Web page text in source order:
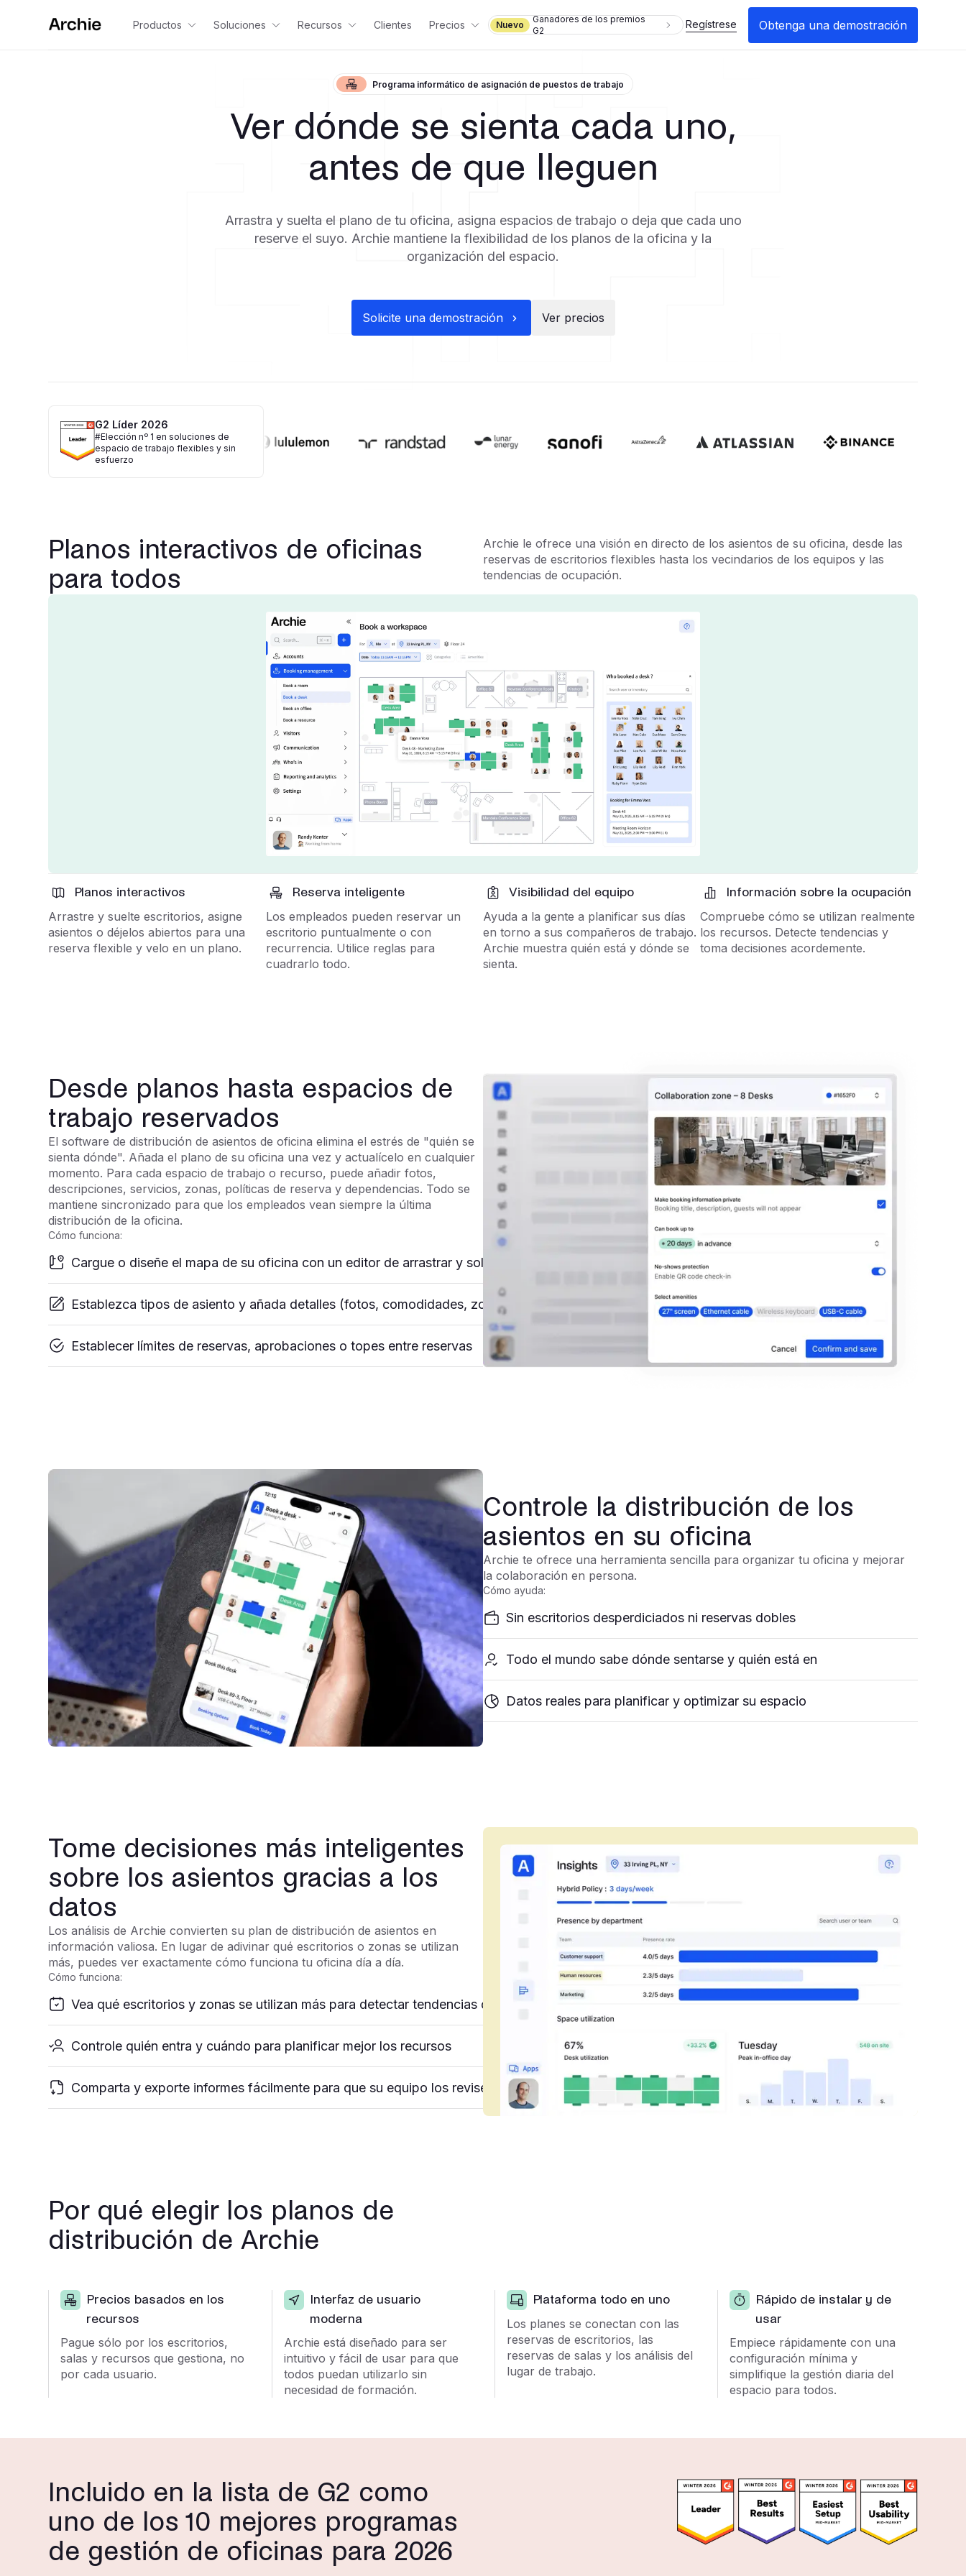
Productos Soluciones Recursos Clientes Precios Nuevo
Ganadores de los premios
G2
Regístrese Obtenga una demostración
Programa informático de asignación de puestos de trabajo
Ver dónde se sienta cada uno,
antes de que lleguen
Arrastra y suelta el plano de tu oficina, asigna espacios de trabajo o deja que cada uno
reserve el suyo. Archie mantiene la flexibilidad de los planos de la oficina y la
organización del espacio.
Solicite una demostración Ver precios
G2 Líder 2026
#Elección nº 1 en soluciones de
espacio de trabajo flexibles y sin
esfuerzo
Planos interactivos de oficinas
para todos
Archie le ofrece una visión en directo de los asientos de su oficina, desde las
reservas de escritorios flexibles hasta los vecindarios de los equipos y las
tendencias de ocupación.
Planos interactivos
Arrastre y suelte escritorios, asigne
asientos o déjelos abiertos para una
reserva flexible y velo en un plano.
Reserva inteligente
Los empleados pueden reservar un
escritorio puntualmente o con
recurrencia. Utilice reglas para
cuadrarlo todo.
Visibilidad del equipo
Ayuda a la gente a planificar sus días
en torno a sus compañeros de trabajo.
Archie muestra quién está y dónde se
sienta.
Información sobre la ocupación
Compruebe cómo se utilizan realmente
los recursos. Detecte tendencias y
toma decisiones acordemente.
Desde planos hasta espacios de
trabajo reservados
El software de distribución de asientos de oficina elimina el estrés de "quién se
sienta dónde". Añada el plano de su oficina una vez y actualícelo en cualquier
momento. Para cada espacio de trabajo o recurso, puede añadir fotos,
descripciones, servicios, zonas, políticas de reserva y dependencias. Todo se
mantiene sincronizado para que los empleados vean siempre la última
distribución de la oficina.
Cómo funciona:
Cargue o diseñe el mapa de su oficina con un editor de arrastrar y soltar
Establezca tipos de asiento y añada detalles (fotos, comodidades, zonas)
Establecer límites de reservas, aprobaciones o topes entre reservas
Controle la distribución de los
asientos en su oficina
Archie te ofrece una herramienta sencilla para organizar tu oficina y mejorar
la colaboración en persona.
Cómo ayuda:
Sin escritorios desperdiciados ni reservas dobles
Todo el mundo sabe dónde sentarse y quién está en
Datos reales para planificar y optimizar su espacio
Tome decisiones más inteligentes
sobre los asientos gracias a los
datos
Los análisis de Archie convierten su plan de distribución de asientos en
información valiosa. En lugar de adivinar qué escritorios o zonas se utilizan
más, puedes ver exactamente cómo funciona tu oficina día a día.
Cómo funciona:
Vea qué escritorios y zonas se utilizan más para detectar tendencias de espacio
Controle quién entra y cuándo para planificar mejor los recursos
Comparta y exporte informes fácilmente para que su equipo los revise
Por qué elegir los planos de
distribución de Archie
Precios basados en los
recursos
Pague sólo por los escritorios,
salas y recursos que gestiona, no
por cada usuario.
Interfaz de usuario
moderna
Archie está diseñado para ser
intuitivo y fácil de usar para que
todos puedan utilizarlo sin
necesidad de formación.
Plataforma todo en uno
Los planes se conectan con las
reservas de escritorios, las
reservas de salas y los análisis del
lugar de trabajo.
Rápido de instalar y de
usar
Empiece rápidamente con una
configuración mínima y
simplifique la gestión diaria del
espacio para todos.
Incluido en la lista de G2 como
uno de los 10 mejores programas
de gestión de oficinas para 2026